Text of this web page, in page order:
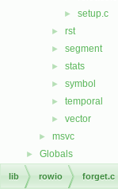
► setup.c
► rst
► segment
► stats
► symbol
► temporal
► vector
► msvc
► Globals
lib rowio forget.c